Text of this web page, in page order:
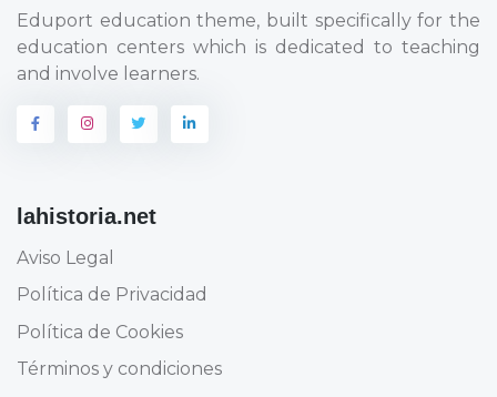
Eduport education theme, built specifically for the
education centers which is dedicated to teaching
and involve learners.
lahistoria.net
Aviso Legal
Política de Privacidad
Política de Cookies
Términos y condiciones